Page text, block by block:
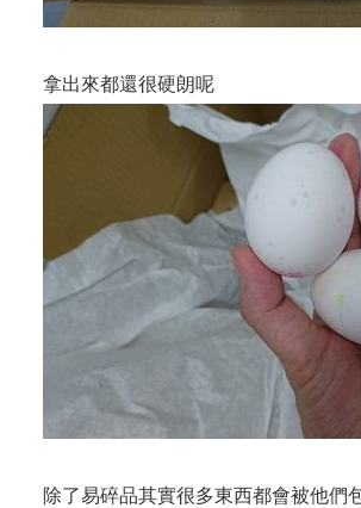
拿出來都還很硬朗呢
除了易碎品其實很多東西都會被他們